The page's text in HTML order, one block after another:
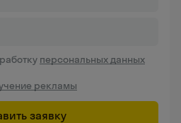
персональных данных
рекламы
заявку